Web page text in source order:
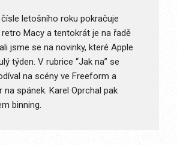
letošního roku pokračuje
Macy a tentokrát je na řadě
jsme se na novinky, které Apple
týden. V rubrice “Jak na” se
na scény ve Freeform a
na spánek. Karel Oprchal pak
binning.